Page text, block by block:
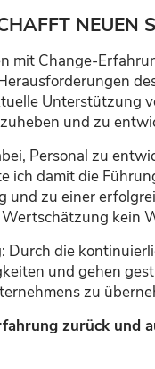
NEUEN
mit Change-
Unterstützung
und zu
Personal zu
ich damit die
und zu einer
kein
die
und gehen
zu
zurück und